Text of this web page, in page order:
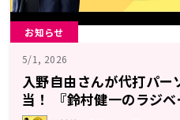
お知らせ
5/1, 2026
入野自由さんが代打パー
当！ 『鈴村健一のラジ